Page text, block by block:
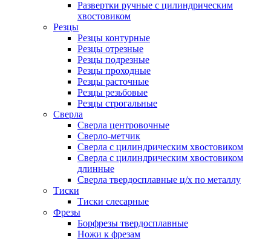
Развертки ручные с цилиндрическим
хвостовиком
Резцы
Резцы контурные
Резцы отрезные
Резцы подрезные
Резцы проходные
Резцы расточные
Резцы резьбовые
Резцы строгальные
Сверла
Сверла центровочные
Сверло-метчик
Сверла с цилиндрическим хвостовиком
Сверла с цилиндрическим хвостовиком
длинные
Сверла твердосплавные ц/х по металлу
Тиски
Тиски слесарные
Фрезы
Борфрезы твердосплавные
Ножи к фрезам